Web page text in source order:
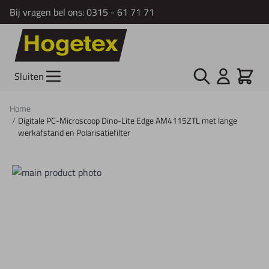
Bij vragen bel ons:0315 - 61 71 71
Ga naar de inhoud
Sluiten Zoek Cart
Home
/ Digitale PC-Microscoop Dino-Lite Edge AM4115ZTL met lange
werkafstand en Polarisatiefilter